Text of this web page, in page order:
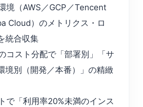
境（AWS／GCP／Tencent
Cloud）のメトリクス・ロ
統合収集
コスト分配で「部署別」「サ
境別（開発／本番）」の精緻
で「利用率20%未満のインス